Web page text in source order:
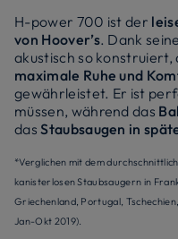
H-power 700 ist der
von Hoover’s. Dank
akustisch so konstruiert,
maximale Ruhe und
gewährleistet. Er ist
müssen, während das
dasStaubsaugen in
*Verglichen mit dem
kanisterlosen Staubsaugern in
Griechenland, Portugal,
Jan-Okt 2019).